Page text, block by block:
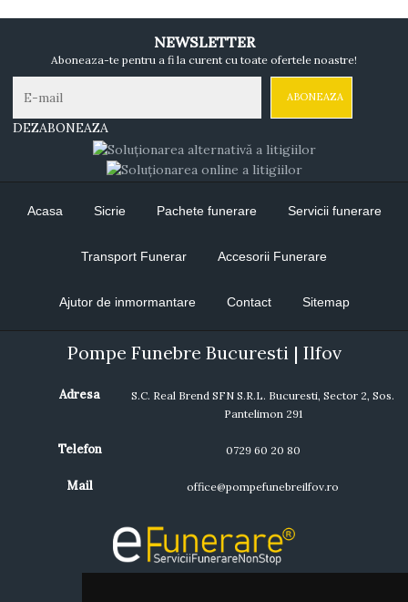
NEWSLETTER
Aboneaza-te pentru a fi la curent cu toate ofertele noastre!
DEZABONEAZA
Acasa Sicrie Pachete funerare Servicii funerare
Transport Funerar Accesorii Funerare
Ajutor de inmormantare Contact Sitemap
Pompe Funebre Bucuresti | Ilfov
Adresa
S.C. Real Brend SFN S.R.L. Bucuresti, Sector 2, Sos.
Pantelimon 291
Telefon 0729 60 20 80
Mail office@pompefunebreilfov.ro